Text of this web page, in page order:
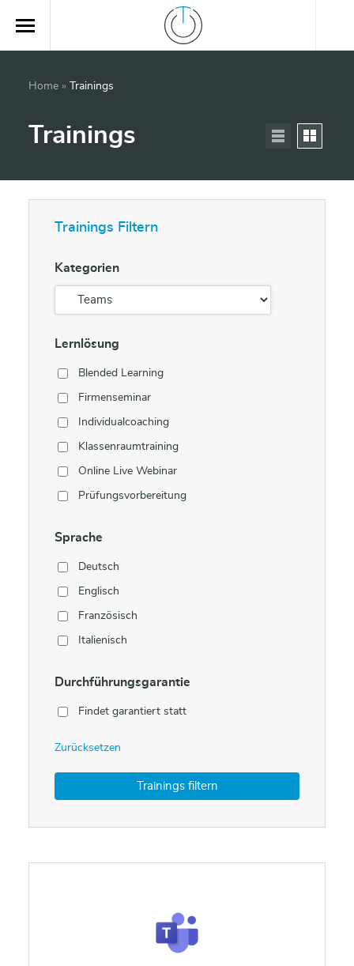
Home » Trainings
Trainings
Trainings Filtern
Kategorien
Lernlösung
Blended Learning
Firmenseminar
Individualcoaching
Klassenraumtraining
Online Live Webinar
Prüfungsvorbereitung
Sprache
Deutsch
Englisch
Französisch
Italienisch
Durchführungsgarantie
Findet garantiert statt
Zurücksetzen